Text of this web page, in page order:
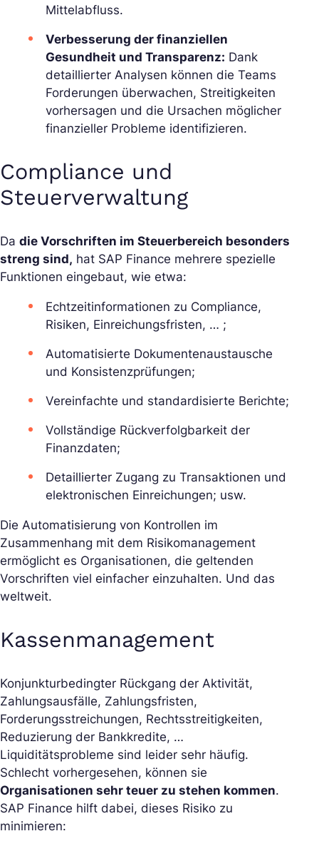
Mittelabfluss.
Verbesserung der finanziellen
Gesundheit und Transparenz: Dank
detaillierter Analysen können die Teams
Forderungen überwachen, Streitigkeiten
vorhersagen und die Ursachen möglicher
finanzieller Probleme identifizieren.
Compliance und
Steuerverwaltung
Da die Vorschriften im Steuerbereich besonders
streng sind, hat SAP Finance mehrere spezielle
Funktionen eingebaut, wie etwa:
Echtzeitinformationen zu Compliance,
Risiken, Einreichungsfristen, … ;
Automatisierte Dokumentenaustausche
und Konsistenzprüfungen;
Vereinfachte und standardisierte Berichte;
Vollständige Rückverfolgbarkeit der
Finanzdaten;
Detaillierter Zugang zu Transaktionen und
elektronischen Einreichungen; usw.
Die Automatisierung von Kontrollen im
Zusammenhang mit dem Risikomanagement
ermöglicht es Organisationen, die geltenden
Vorschriften viel einfacher einzuhalten. Und das
weltweit.
Kassenmanagement
Konjunkturbedingter Rückgang der Aktivität,
Zahlungsausfälle, Zahlungsfristen,
Forderungsstreichungen, Rechtsstreitigkeiten,
Reduzierung der Bankkredite, …
Liquiditätsprobleme sind leider sehr häufig.
Schlecht vorhergesehen, können sie
Organisationen sehr teuer zu stehen kommen.
SAP Finance hilft dabei, dieses Risiko zu
minimieren: